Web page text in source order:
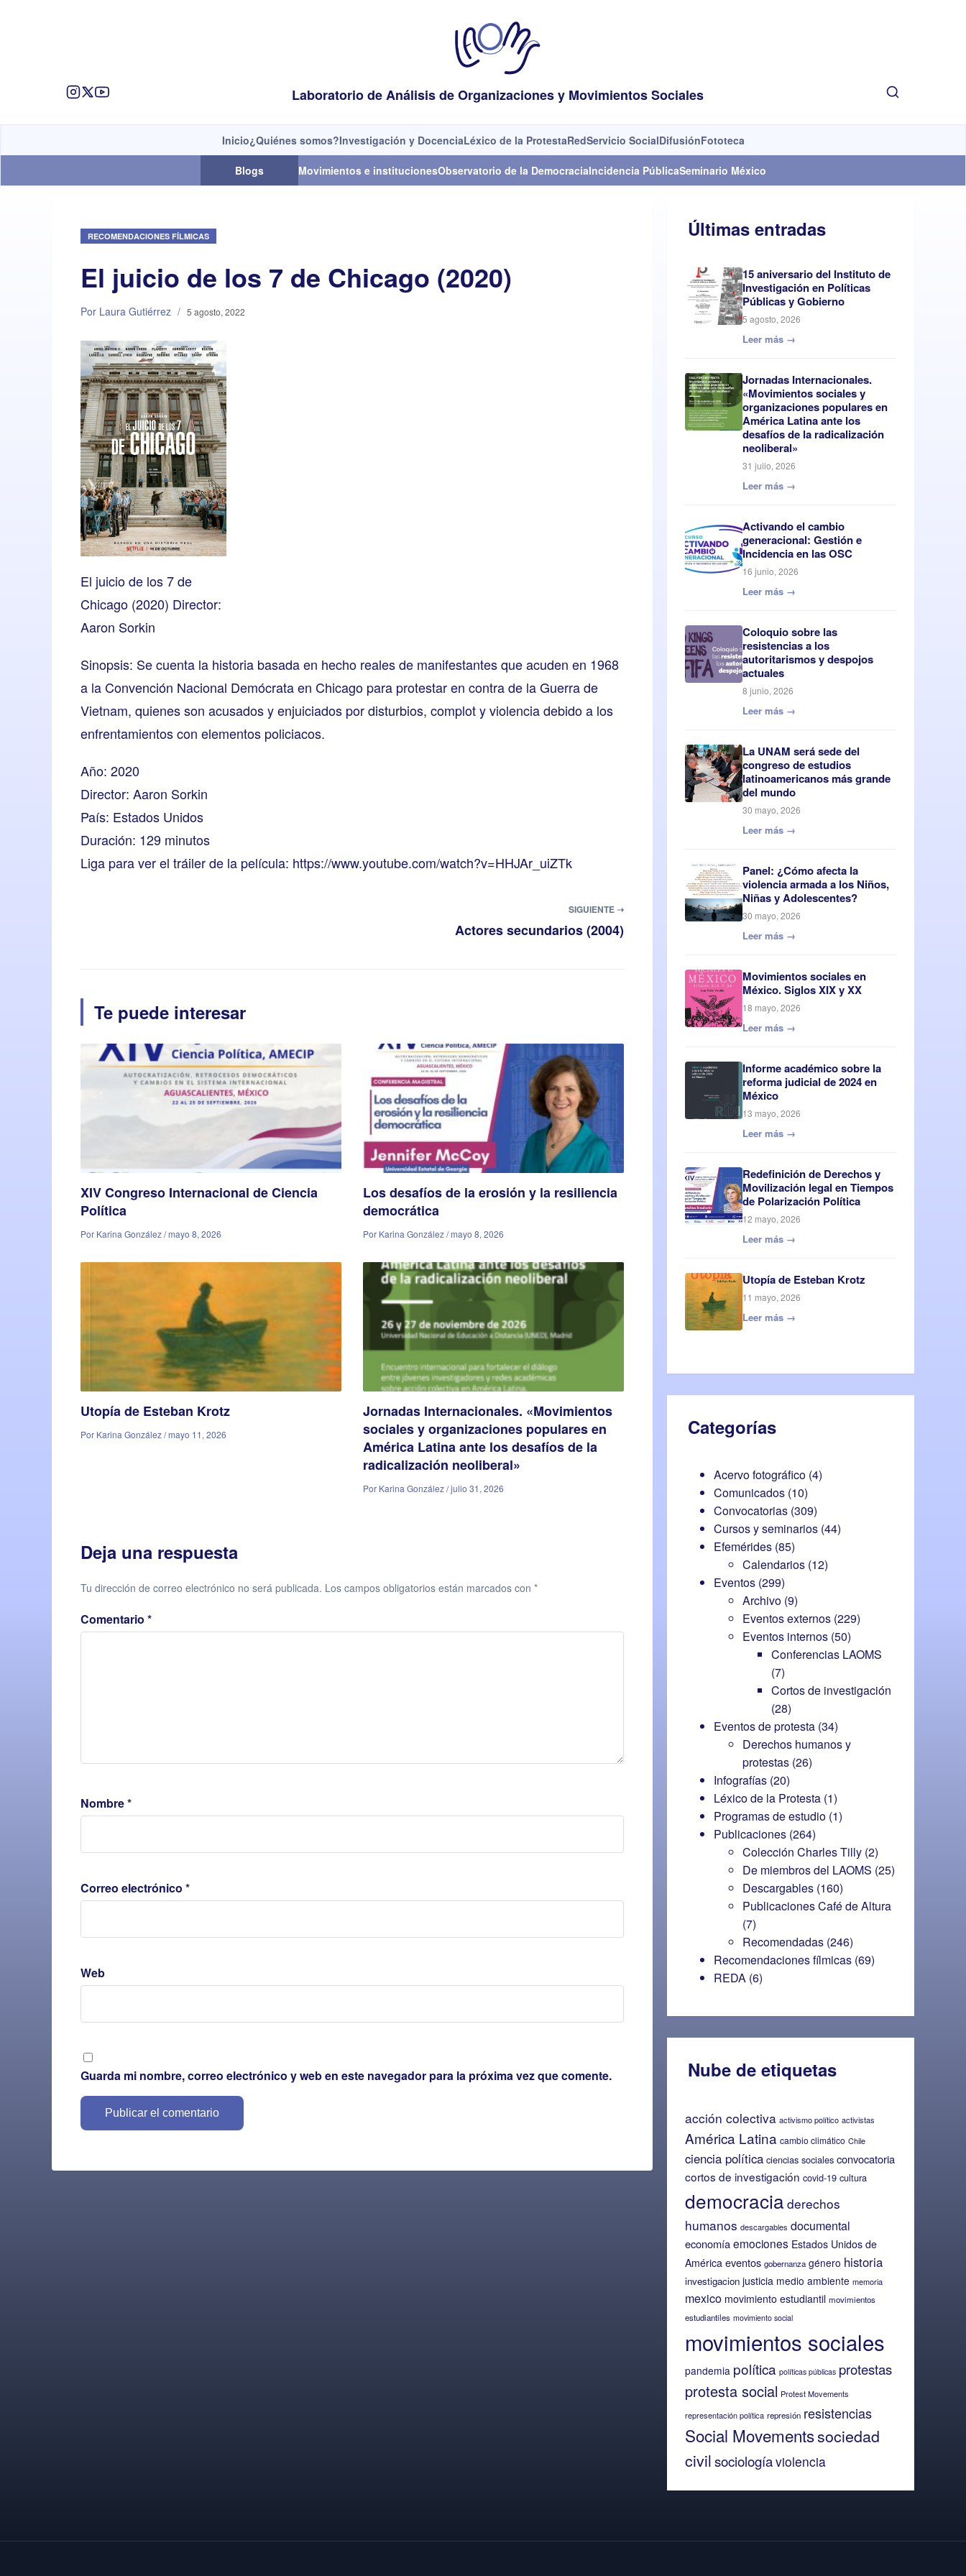
Laboratorio de Análisis de Organizaciones y Movimientos Sociales
Inicio¿Quiénes somos?Investigación y DocenciaLéxico de la ProtestaRedServicio SocialDifusiónFototeca
Blogs Movimientos e institucionesObservatorio de la DemocraciaIncidencia PúblicaSeminario México
RECOMENDACIONES FÍLMICAS
El juicio de los 7 de Chicago (2020)
Por Laura Gutiérrez / 5 agosto, 2022
El juicio de los 7 de
Chicago (2020) Director:
Aaron Sorkin
Sinopsis: Se cuenta la historia basada en hecho reales de manifestantes que acuden en 1968
a la Convención Nacional Demócrata en Chicago para protestar en contra de la Guerra de
Vietnam, quienes son acusados y enjuiciados por disturbios, complot y violencia debido a los
enfrentamientos con elementos policiacos.
Año: 2020
Director: Aaron Sorkin
País: Estados Unidos
Duración: 129 minutos
Liga para ver el tráiler de la película: https://www.youtube.com/watch?v=HHJAr_uiZTk
SIGUIENTE ➝
Actores secundarios (2004)
Te puede interesar
XIV Congreso Internacional de Ciencia
Política
Por Karina González / mayo 8, 2026
Los desafíos de la erosión y la resiliencia
democrática
Por Karina González / mayo 8, 2026
Utopía de Esteban Krotz
Por Karina González / mayo 11, 2026
Jornadas Internacionales. «Movimientos
sociales y organizaciones populares en
América Latina ante los desafíos de la
radicalización neoliberal»
Por Karina González / julio 31, 2026
Deja una respuesta
Tu dirección de correo electrónico no será publicada. Los campos obligatorios están marcados con *
Comentario *
Nombre*
Correo electrónico *
Web
Guarda mi nombre, correo electrónico y web en este navegador para la próxima vez que comente.
Últimas entradas
15 aniversario del Instituto de
Investigación en Políticas
Públicas y Gobierno
5 agosto, 2026
Leer más →
Jornadas Internacionales.
«Movimientos sociales y
organizaciones populares en
América Latina ante los
desafíos de la radicalización
neoliberal»
31 julio, 2026
Leer más →
Activando el cambio
generacional: Gestión e
Incidencia en las OSC
16 junio, 2026
Leer más →
Coloquio sobre las
resistencias a los
autoritarismos y despojos
actuales
8 junio, 2026
Leer más →
La UNAM será sede del
congreso de estudios
latinoamericanos más grande
del mundo
30 mayo, 2026
Leer más →
Panel: ¿Cómo afecta la
violencia armada a los Niños,
Niñas y Adolescentes?
30 mayo, 2026
Leer más →
Movimientos sociales en
México. Siglos XIX y XX
18 mayo, 2026
Leer más →
Informe académico sobre la
reforma judicial de 2024 en
México
13 mayo, 2026
Leer más →
Redefinición de Derechos y
Movilización legal en Tiempos
de Polarización Política
12 mayo, 2026
Leer más →
Utopía de Esteban Krotz
11 mayo, 2026
Leer más →
Categorías
Acervo fotográfico (4)
Comunicados (10)
Convocatorias (309)
Cursos y seminarios (44)
Efemérides (85)
Calendarios (12)
Eventos (299)
Archivo (9)
Eventos externos (229)
Eventos internos (50)
Conferencias LAOMS
(7)
Cortos de investigación
(28)
Eventos de protesta (34)
Derechos humanos y
protestas (26)
Infografías (20)
Léxico de la Protesta (1)
Programas de estudio (1)
Publicaciones (264)
Colección Charles Tilly (2)
De miembros del LAOMS (25)
Descargables (160)
Publicaciones Café de Altura
(7)
Recomendadas (246)
Recomendaciones fílmicas (69)
REDA (6)
Nube de etiquetas
acción colectiva activismo político activistas
América Latina cambio climático Chile
ciencia política ciencias sociales convocatoria
cortos de investigación covid-19 cultura
democracia derechos
humanos descargables documental
economía emociones Estados Unidos de
América eventos gobernanza género historia
investigacion justicia medio ambiente memoria
mexico movimiento estudiantil movimientos
estudiantiles movimiento social
movimientos sociales
pandemia política políticas públicas protestas
protesta social Protest Movements
representación política represión resistencias
Social Movementssociedad
civilsociologíaviolencia